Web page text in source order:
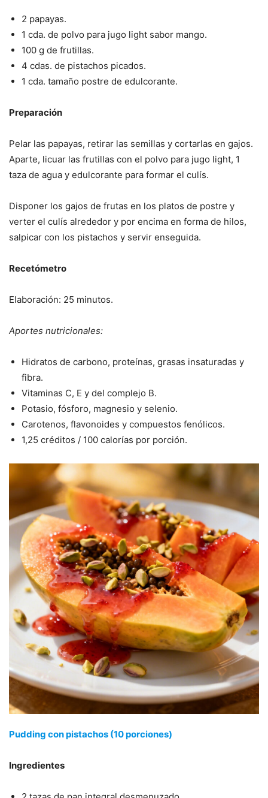
2 papayas.
1 cda. de polvo para jugo light sabor mango.
100 g de frutillas.
4 cdas. de pistachos picados.
1 cda. tamaño postre de edulcorante.
Preparación
Pelar las papayas, retirar las semillas y cortarlas en gajos.
Aparte, licuar las frutillas con el polvo para jugo light, 1
taza de agua y edulcorante para formar el culís.
Disponer los gajos de frutas en los platos de postre y
verter el culís alrededor y por encima en forma de hilos,
salpicar con los pistachos y servir enseguida.
Recetómetro
Elaboración: 25 minutos.
Aportes nutricionales:
Hidratos de carbono, proteínas, grasas insaturadas y
fibra.
Vitaminas C, E y del complejo B.
Potasio, fósforo, magnesio y selenio.
Carotenos, flavonoides y compuestos fenólicos.
1,25 créditos / 100 calorías por porción.
Pudding con pistachos (10 porciones)
Ingredientes